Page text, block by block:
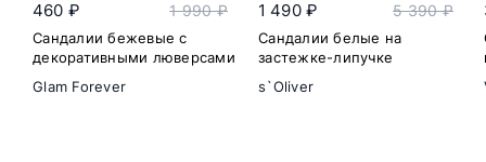
460 ₽ 1 990 ₽
Сандалии бежевые с
декоративными люверсами
Glam Forever
1 490 ₽ 5 390 ₽
Сандалии белые на
застежке-липучке
s`Oliver